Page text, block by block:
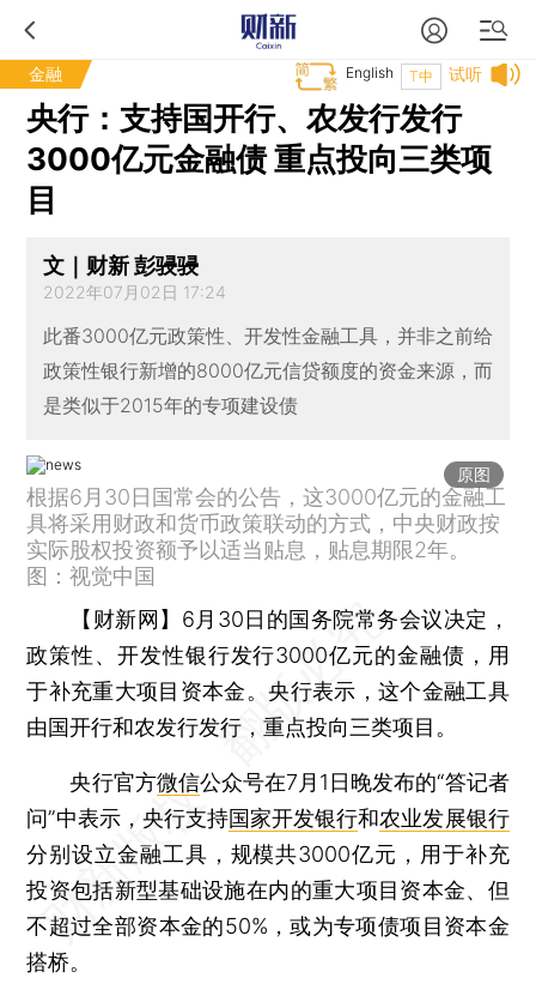
金融 试听
T中
English
央行：支持国开行、农发行发行
3000亿元金融债 重点投向三类项
目
文｜财新 彭骎骎
2022年07月02日 17:24
此番3000亿元政策性、开发性金融工具，并非之前给
政策性银行新增的8000亿元信贷额度的资金来源，而
是类似于2015年的专项建设债
原图
根据6月30日国常会的公告，这3000亿元的金融工
具将采用财政和货币政策联动的方式，中央财政按
实际股权投资额予以适当贴息，贴息期限2年。
图：视觉中国
【财新网】 6月30日的国务院常务会议决定，
政策性、开发性银行发行3000亿元的金融债，用
于补充重大项目资本金。央行表示，这个金融工具
由国开行和农发行发行，重点投向三类项目。
央行官方微信公众号在7月1日晚发布的“答记者
问”中表示，央行支持国家开发银行和农业发展银行
分别设立金融工具，规模共3000亿元，用于补充
投资包括新型基础设施在内的重大项目资本金、但
不超过全部资本金的50%，或为专项债项目资本金
搭桥。